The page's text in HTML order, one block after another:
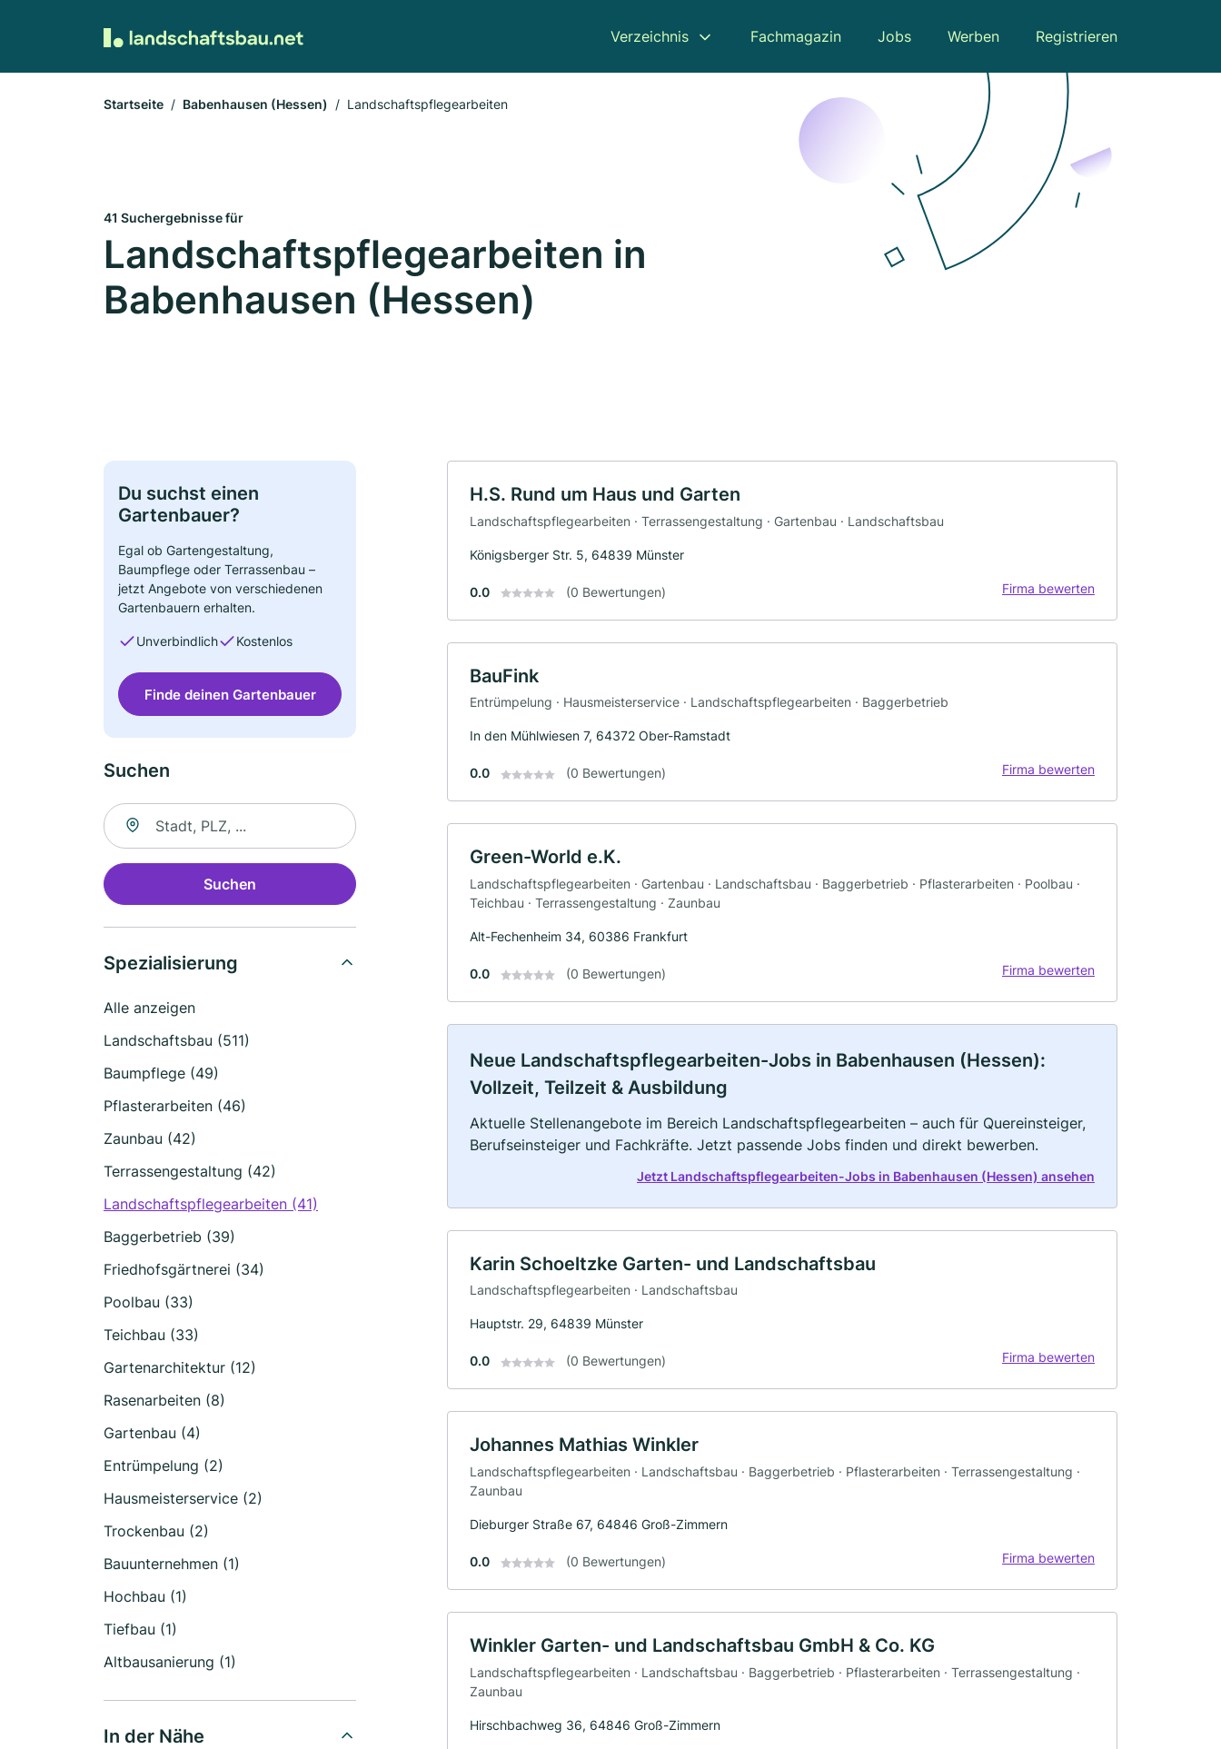
Verzeichnis Fachmagazin Jobs Werben Registrieren
Startseite Babenhausen (Hessen) Landschaftspflegearbeiten
41 Suchergebnisse für
Landschaftspflegearbeiten in
Babenhausen (Hessen)
Du suchst einen
Gartenbauer?
Egal ob Gartengestaltung,
Baumpflege oder Terrassenbau –
jetzt Angebote von verschiedenen
Gartenbauern erhalten.
Unverbindlich Kostenlos
Finde deinen Gartenbauer
Suchen
Suche nach Ort
Suchen
Spezialisierung
Alle anzeigen
Landschaftsbau (511)
Baumpflege (49)
Pflasterarbeiten (46)
Zaunbau (42)
Terrassengestaltung (42)
Landschaftspflegearbeiten (41)
Baggerbetrieb (39)
Friedhofsgärtnerei (34)
Poolbau (33)
Teichbau (33)
Gartenarchitektur (12)
Rasenarbeiten (8)
Gartenbau (4)
Entrümpelung (2)
Hausmeisterservice (2)
Trockenbau (2)
Bauunternehmen (1)
Hochbau (1)
Tiefbau (1)
Altbausanierung (1)
In der Nähe
H.S. Rund um Haus und Garten
Landschaftspflegearbeiten · Terrassengestaltung · Gartenbau · Landschaftsbau
Königsberger Str. 5, 64839 Münster
0.0 (0 Bewertungen) Firma bewerten
BauFink
Entrümpelung · Hausmeisterservice · Landschaftspflegearbeiten · Baggerbetrieb
In den Mühlwiesen 7, 64372 Ober-Ramstadt
0.0 (0 Bewertungen) Firma bewerten
Green-World e.K.
Landschaftspflegearbeiten · Gartenbau · Landschaftsbau · Baggerbetrieb · Pflasterarbeiten · Poolbau ·
Teichbau · Terrassengestaltung · Zaunbau
Alt-Fechenheim 34, 60386 Frankfurt
0.0 (0 Bewertungen) Firma bewerten
Neue Landschaftspflegearbeiten-Jobs in Babenhausen (Hessen):
Vollzeit, Teilzeit & Ausbildung
Aktuelle Stellenangebote im Bereich Landschaftspflegearbeiten – auch für Quereinsteiger,
Berufseinsteiger und Fachkräfte. Jetzt passende Jobs finden und direkt bewerben.
Jetzt Landschaftspflegearbeiten-Jobs in Babenhausen (Hessen) ansehen
Karin Schoeltzke Garten- und Landschaftsbau
Landschaftspflegearbeiten · Landschaftsbau
Hauptstr. 29, 64839 Münster
0.0 (0 Bewertungen) Firma bewerten
Johannes Mathias Winkler
Landschaftspflegearbeiten · Landschaftsbau · Baggerbetrieb · Pflasterarbeiten · Terrassengestaltung ·
Zaunbau
Dieburger Straße 67, 64846 Groß-Zimmern
0.0 (0 Bewertungen) Firma bewerten
Winkler Garten- und Landschaftsbau GmbH & Co. KG
Landschaftspflegearbeiten · Landschaftsbau · Baggerbetrieb · Pflasterarbeiten · Terrassengestaltung ·
Zaunbau
Hirschbachweg 36, 64846 Groß-Zimmern